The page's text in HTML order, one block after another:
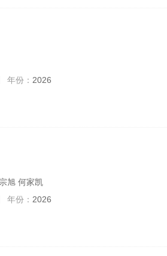
年份： 2026
旭 何家凯
年份： 2026